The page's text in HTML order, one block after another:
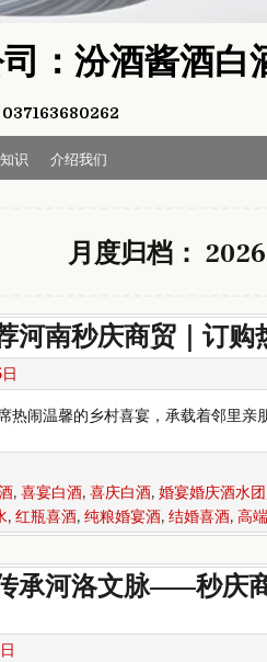
：汾酒酱酒白
037163680262
识 介绍我们
月度归档：
河南秒庆商贸｜订
热闹温馨的乡村喜宴，承载着邻里亲
, 喜宴白酒, 喜庆白酒, 婚宴婚庆酒水
, 红瓶喜酒, 纯粮婚宴酒, 结婚喜酒, 高
承河洛文脉——秒庆